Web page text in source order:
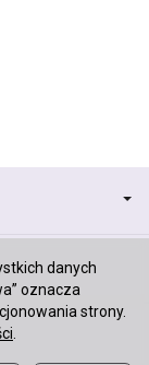
danych
oznacza
strony.